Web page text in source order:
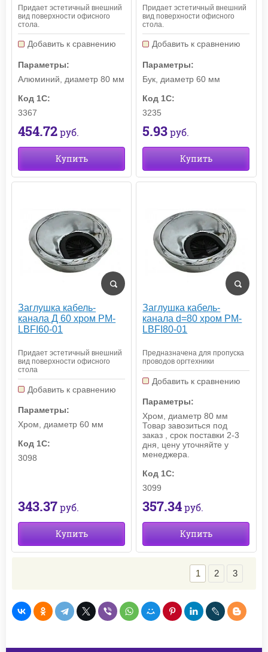
Придает эстетичный внешний
вид поверхности офисного
стола.
Добавить к сравнению
Параметры:
Алюминий, диаметр 80 мм
Код 1С:
3367
454.72руб.
Купить
Придает эстетичный внешний
вид поверхности офисного
стола.
Добавить к сравнению
Параметры:
Бук, диаметр 60 мм
Код 1С:
3235
5.93 руб.
Купить
Заглушка кабель-
канала Д 60 хром PM-
LBFI60-01
Придает эстетичный внешний
вид поверхности офисного
стола
Добавить к сравнению
Параметры:
Хром, диаметр 60 мм
Код 1С:
3098
343.37руб.
Купить
Заглушка кабель-
канала d=80 хром PM-
LBFI80-01
Предназначена для пропуска
проводов оргтехники
Добавить к сравнению
Параметры:
Хром, диаметр 80 мм
Товар завозиться под
заказ , срок поставки 2-3
дня, цену уточняйте у
менеджера.
Код 1С:
3099
357.34 руб.
Купить
1 2 3